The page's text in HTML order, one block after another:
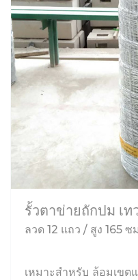
รั้วตาข่ายถักปม เท
ลวด 12 แถว / สูง 165 ซ
เหมาะสำหรับ ล้อมเข